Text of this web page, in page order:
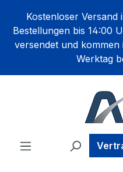
springen
Kostenloser
Bestellungen bis 14:00
versendet und
Werktag